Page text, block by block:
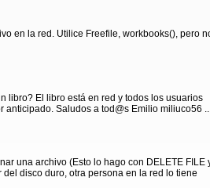
en la red. Utilice Freefile, workbooks(), pero
libro? El libro está en red y todos los usuarios
Saludos a tod@s Emilio miliuco56 ...
una archivo (Esto lo hago con DELETE FILE
disco duro, otra persona en la red lo tiene